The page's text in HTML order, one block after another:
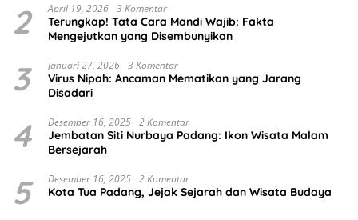
2 April 19, 2026 3 Komentar
Terungkap! Tata Cara Mandi Wajib: Fakta
Mengejutkan yang Disembunyikan
3 Januari 27, 2026 3 Komentar
Virus Nipah: Ancaman Mematikan yang Jarang
Disadari
4 Desember 16, 2025 2 Komentar
Jembatan Siti Nurbaya Padang: Ikon Wisata Malam
Bersejarah
5 Desember 16, 2025 2 Komentar
Kota Tua Padang, Jejak Sejarah dan Wisata Budaya